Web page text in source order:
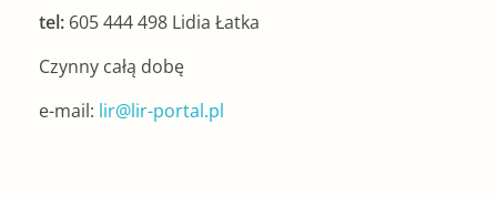
tel: 605 444 498 Lidia Łatka
Czynny całą dobę
e-mail: lir@lir-portal.pl